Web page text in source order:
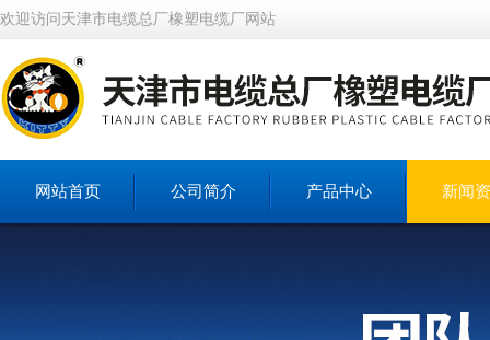
欢迎访问天津市电缆总厂橡塑电缆厂网站
网站首页 公司简介 产品中心 新闻